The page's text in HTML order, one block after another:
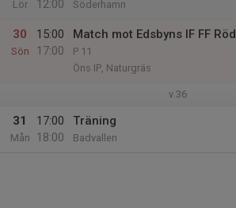
Lör
12:00
Söderhamn
30
Sön
15:00
17:00
Match mot Edsbyns IF FF Röd
P 11
Öns IP, Naturgräs
v.36
31
Mån
17:00
18:00
Träning
Badvallen